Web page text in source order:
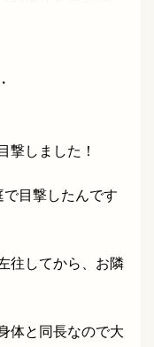
撃しました！
目撃したんです
往してから、お隣
体と同長なので大